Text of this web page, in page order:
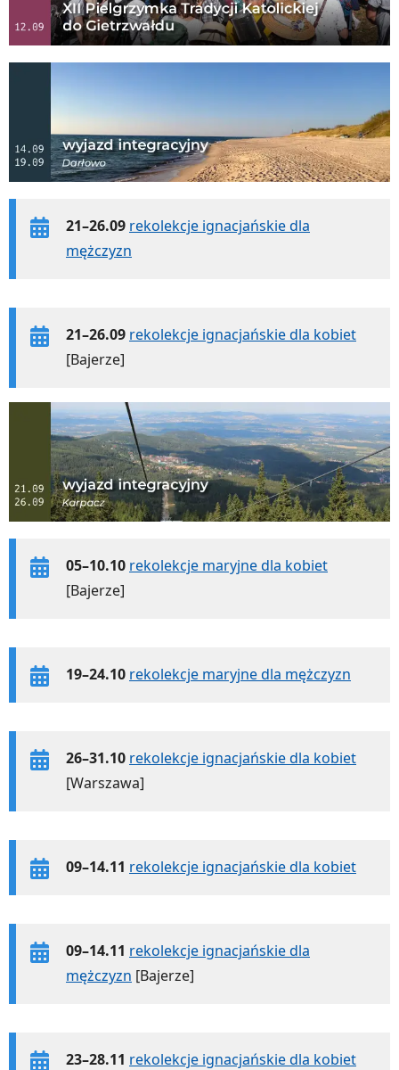
21–26.09 rekolekcje ignacjańskie dla
mężczyzn
21–26.09 rekolekcje ignacjańskie dla kobiet
[Bajerze]
05–10.10 rekolekcje maryjne dla kobiet
[Bajerze]
19–24.10 rekolekcje maryjne dla mężczyzn
26–31.10 rekolekcje ignacjańskie dla kobiet
[Warszawa]
09–14.11 rekolekcje ignacjańskie dla kobiet
09–14.11 rekolekcje ignacjańskie dla
mężczyzn [Bajerze]
23–28.11 rekolekcje ignacjańskie dla kobiet